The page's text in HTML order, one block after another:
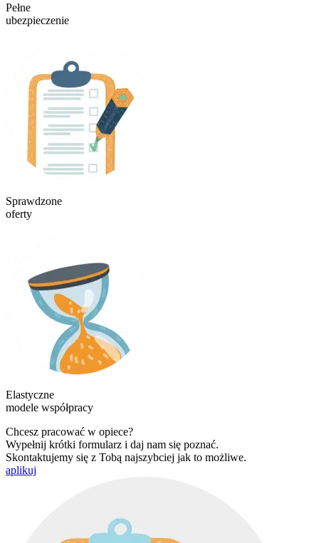
Pełne
ubezpieczenie
Sprawdzone
oferty
Elastyczne
modele współpracy
Chcesz pracować w opiece?
Wypełnij krótki formularz i daj nam się poznać.
Skontaktujemy się z Tobą najszybciej jak to możliwe.
aplikuj